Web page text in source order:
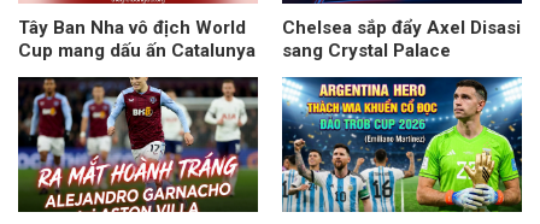
Tây Ban Nha vô địch World
Cup mang dấu ấn Catalunya
Chelsea sắp đẩy Axel Disasi
sang Crystal Palace